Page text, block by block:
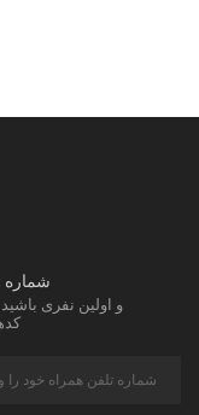
شماره
و اولین نفری